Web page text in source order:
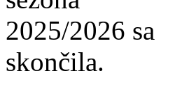
2025/2026 sa
skončila.